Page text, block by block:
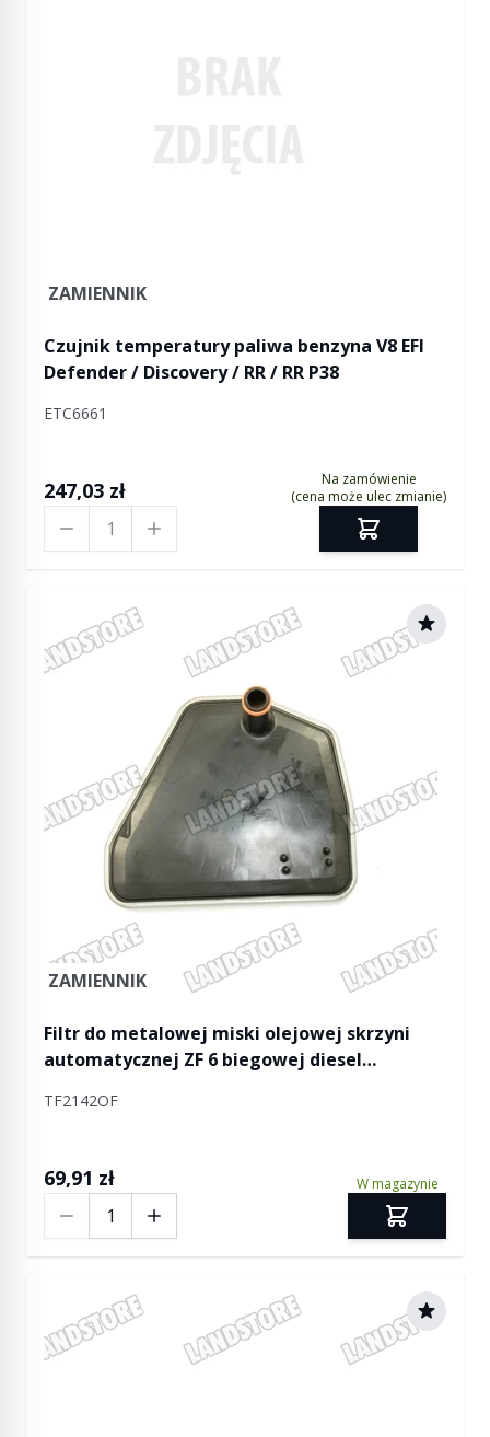
ZAMIENNIK
Czujnik temperatury paliwa benzyna V8 EFI
Defender / Discovery / RR / RR P38
ETC6661
247,03 zł
Na zamówienie
(cena może ulec zmianie)
ZAMIENNIK
Filtr do metalowej miski olejowej skrzyni
automatycznej ZF 6 biegowej diesel
V8/5,0 V8 Discovery 3 / Discovery 4 / RR L322 /
TF2142OF
69,91 zł W magazynie